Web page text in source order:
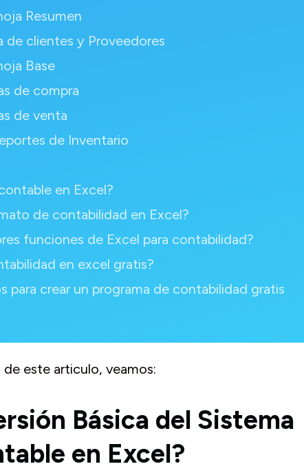
Resumen
de clientes y Proveedores
Base
de compra
de venta
de Inventario
en Excel?
de contabilidad en Excel?
funciones de Excel para contabilidad?
en excel gratis?
para crear un programa de contabilidad gratis
este articulo, veamos:
Básica del Sistema
en Excel?